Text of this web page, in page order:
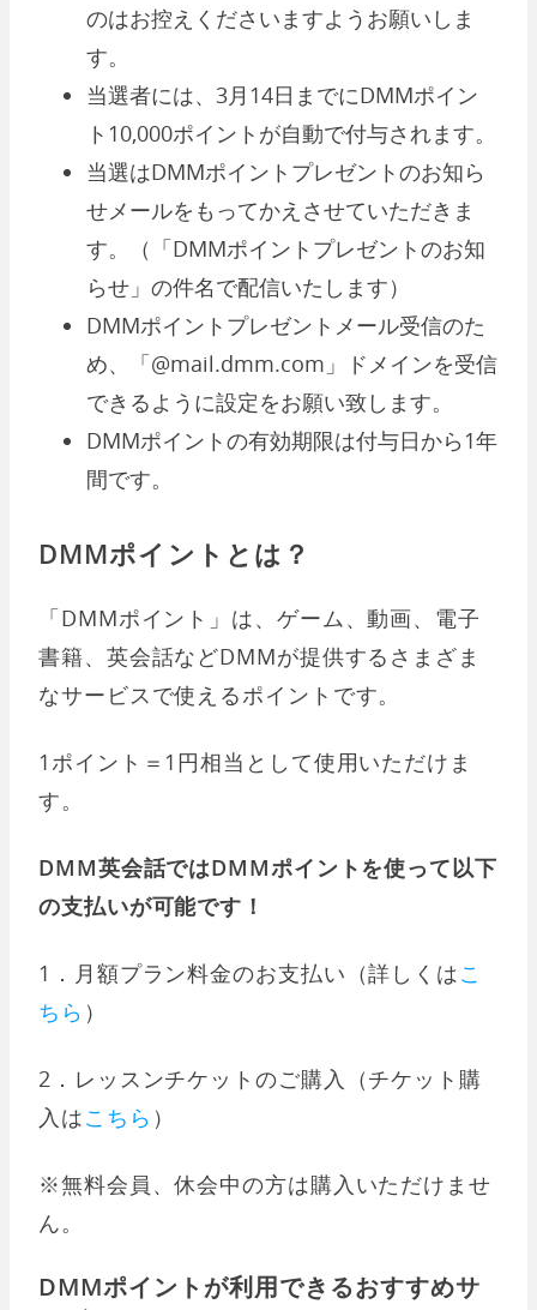
のはお控えくださいますようお願いしま
す。
当選者には、3月14日までにDMMポイン
ト10,000ポイントが自動で付与されます。
当選はDMMポイントプレゼントのお知ら
せメールをもってかえさせていただきま
す。（「DMMポイントプレゼントのお知
らせ」の件名で配信いたします）
DMMポイントプレゼントメール受信のた
め、「@mail.dmm.com」ドメインを受信
できるように設定をお願い致します。
DMMポイントの有効期限は付与日から1年
間です。
DMMポイントとは？
「DMMポイント」は、ゲーム、動画、電子
書籍、英会話などDMMが提供するさまざま
なサービスで使えるポイントです。
1ポイント＝1円相当として使用いただけま
す。
DMM英会話ではDMMポイントを使って以下
の支払いが可能です！
1．月額プラン料金のお支払い（詳しくはこ
ちら ）
2．レッスンチケットのご購入（チケット購
入はこちら ）
※無料会員、休会中の方は購入いただけませ
ん。
DMMポイントが利用できるおすすめサ